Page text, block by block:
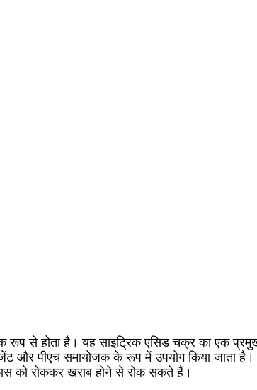
से होता है। यह साइट्रिक एसिड चक्र का एक
और पीएच समायोजक के रूप में उपयोग किया जाता है।
को रोककर खराब होने से रोक सकते हैं।